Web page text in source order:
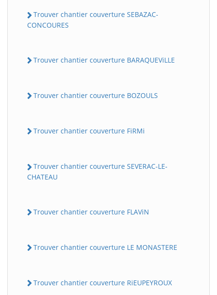
Trouver chantier couverture SEBAZAC-
CONCOURES
Trouver chantier couverture BARAQUEViLLE
Trouver chantier couverture BOZOULS
Trouver chantier couverture FiRMi
Trouver chantier couverture SEVERAC-LE-
CHATEAU
Trouver chantier couverture FLAViN
Trouver chantier couverture LE MONASTERE
Trouver chantier couverture RiEUPEYROUX